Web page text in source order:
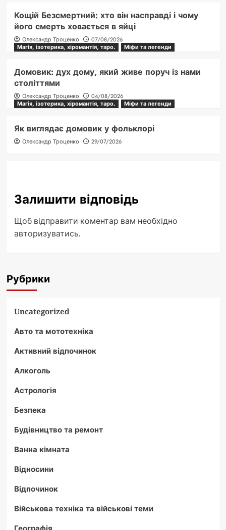
Кощій Безсмертний: хто він насправді і чому
його смерть ховається в яйці
Олександр Троценко
07/08/2026
Магія, ізотерика, хіромантія, таро.
Міфи та легенди
Домовик: дух дому, який живе поруч із нами
століттями
Олександр Троценко
04/08/2026
Магія, ізотерика, хіромантія, таро.
Міфи та легенди
Як виглядає домовик у фольклорі
Олександр Троценко 29/07/2026
Залишити відповідь
Щоб відправити коментар вам необхідно
авторизуватись.
Рубрики
Uncategorized
Авто та мототехніка
Активний відпочинок
Алкоголь
Астрологія
Безпека
Будівництво та ремонт
Ванна кімната
Відносини
Відпочинок
Військова техніка та військові теми
Географія